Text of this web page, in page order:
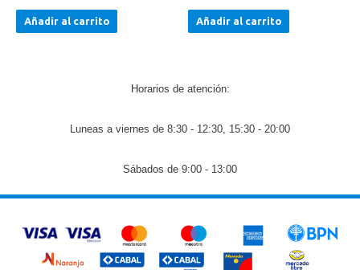
Añadir al carrito Añadir al carrito
Horarios de atención:
Luneas a viernes de 8:30 - 12:30, 15:30 - 20:00
Sábados de 9:00 - 13:00